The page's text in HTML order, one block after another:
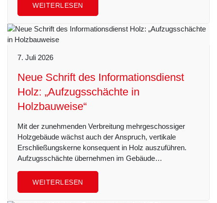
WEITERLESEN
7. Juli 2026
Neue Schrift des Informationsdienst
Holz: „Aufzugsschächte in
Holzbauweise“
Mit der zunehmenden Verbreitung mehrgeschossiger
Holzgebäude wächst auch der Anspruch, vertikale
Erschließungskerne konsequent in Holz auszuführen.
Aufzugsschächte übernehmen im Gebäude…
WEITERLESEN